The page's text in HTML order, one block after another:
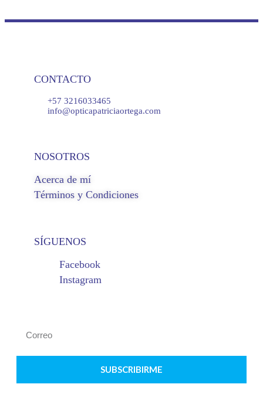
CONTACTO
+57 3216033465
info@opticapatriciaortega.com
NOSOTROS
Acerca de mí
Términos y Condiciones
SÍGUENOS
Facebook
Instagram
SUBSCRIBIRME